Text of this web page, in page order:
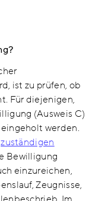
ist zu prüfen, ob
Für diejenigen,
(Ausweis C)
werden.
zuständigen
Bewilligung
einzureichen,
Zeugnisse,